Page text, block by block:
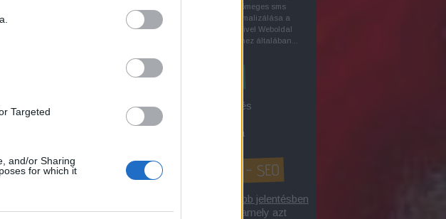
Targeted
and/or Sharing
for which it
virtuális szerver bérlés - tömeges sms
küldés tárgyú honlap optimalizálása a
kereső marketing eszközeivel Weboldal
biztonságos működtetéséhez általában...
Első 3 a Google-keresőből
Boríték címzés / levél címzés
Google első 10-be kerülés
Blogok keresőoptimalizálása
Mi a honlap optimalizálás? - SEO
tágabb jelentésben
olyan internetes tevékenység, amely azt